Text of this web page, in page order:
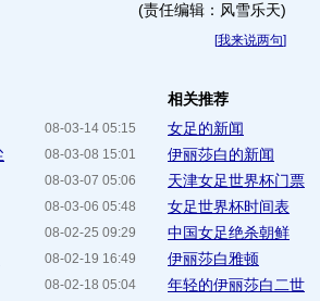
(责任编辑：风雪乐天)
[我来说两句]
08-03-14 05:15
08-03-08 15:01
08-03-07 05:06
08-03-06 05:48
08-02-25 09:29
08-02-19 16:49
08-02-18 05:04
相关推荐
女足的新闻
伊丽莎白的新闻
天津女足世界杯门票
女足世界杯时间表
中国女足绝杀朝鲜
伊丽莎白雅顿
年轻的伊丽莎白二世